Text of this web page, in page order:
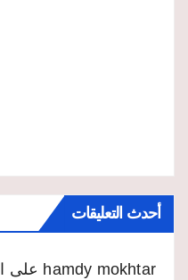
أحدث التعليقات
hamdy mokhtar على